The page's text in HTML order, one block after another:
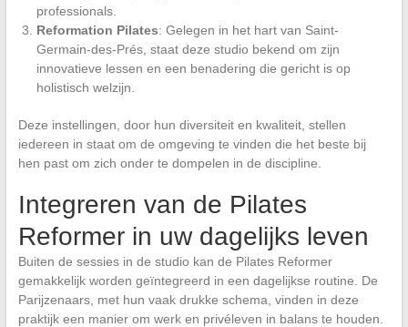
professionals.
Reformation Pilates: Gelegen in het hart van Saint-
Germain-des-Prés, staat deze studio bekend om zijn
innovatieve lessen en een benadering die gericht is op
holistisch welzijn.
Deze instellingen, door hun diversiteit en kwaliteit, stellen
iedereen in staat om de omgeving te vinden die het beste bij
hen past om zich onder te dompelen in de discipline.
Integreren van de Pilates
Reformer in uw dagelijks leven
Buiten de sessies in de studio kan de Pilates Reformer
gemakkelijk worden geïntegreerd in een dagelijkse routine. De
Parijzenaars, met hun vaak drukke schema, vinden in deze
praktijk een manier om werk en privéleven in balans te houden.